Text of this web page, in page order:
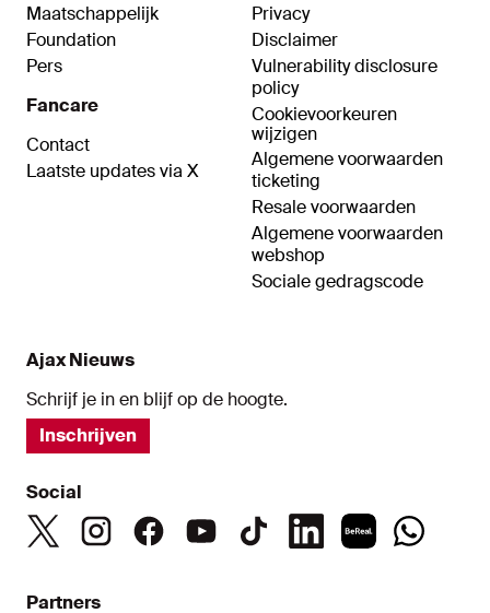
Maatschappelijk
Foundation
Pers
Fancare
Contact
Laatste updates via X
Privacy
Disclaimer
Vulnerability disclosure
policy
Cookievoorkeuren
wijzigen
Algemene voorwaarden
ticketing
Resale voorwaarden
Algemene voorwaarden
webshop
Sociale gedragscode
Ajax Nieuws
Schrijf je in en blijf op de hoogte.
Inschrijven
Social
Partners